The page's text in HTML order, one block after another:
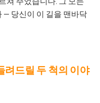
— 당신이 이 길을 맨바닥
려드릴 두 척의 이야